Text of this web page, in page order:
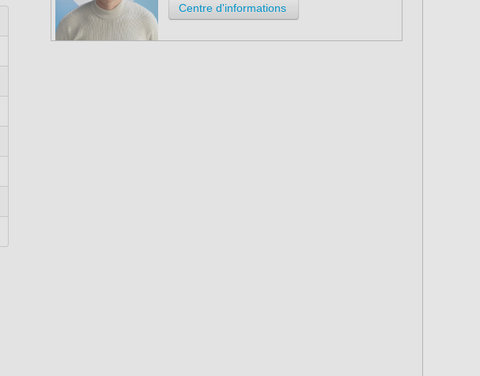
Centre d'informations